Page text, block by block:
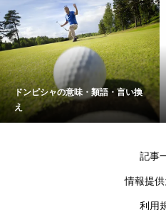
ドンピシャの意味・類語・言い換
え
記事
情報提
利用